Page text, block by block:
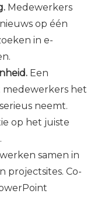
Medewerkers
op één
in e-
Een
het
neemt.
op het juiste
samen in
projectsites. Co-